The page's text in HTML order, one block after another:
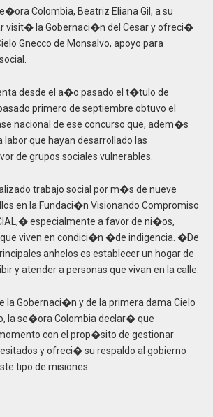
Colombia, Beatriz Eliana Gil, a su
visit� la Gobernaci�n del Cesar y ofreci�
Gnecco de Monsalvo, apoyo para
desde el a�o pasado el t�tulo de
primero de septiembre obtuvo el
nacional de ese concurso que, adem�s
labor que hayan desarrollado las
de grupos sociales vulnerables.
trabajo social por m�s de nueve
en la Fundaci�n Visionando Compromiso
especialmente a favor de ni�os,
viven en condici�n �de indigencia. �De
anhelos es establecer un hogar de
y atender a personas que vivan en la calle.
la Gobernaci�n y de la primera dama Cielo
la se�ora Colombia declar� que
con el prop�sito de gestionar
y ofreci� su respaldo al gobierno
tipo de misiones.